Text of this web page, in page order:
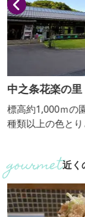
中之条花楽の里
標高約1,000ｍの
種類以上の色と
ムの体験も可能で
元の食材を使っ
やドライフラワ
充実しています。
近く